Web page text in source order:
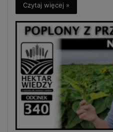
Czytaj więcej »